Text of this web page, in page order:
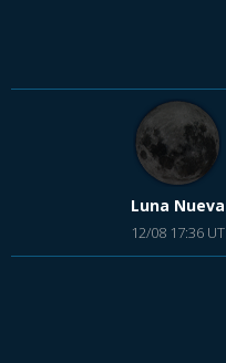
Luna Nueva
12/08 17:36 UT